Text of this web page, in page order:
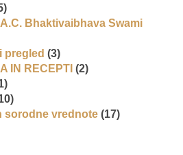
Bhaktivaibhava Swami
pregled (3)
IN RECEPTI (2)
sorodne vrednote (17)